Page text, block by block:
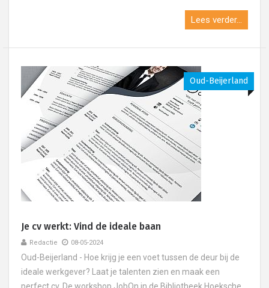
Lees verder...
Oud-Beijerland
Je cv werkt: Vind de ideale baan
Redactie 08-05-2024
Oud-Beijerland - Hoe krijg je een voet tussen de deur bij de
ideale werkgever? Laat je talenten zien en maak een